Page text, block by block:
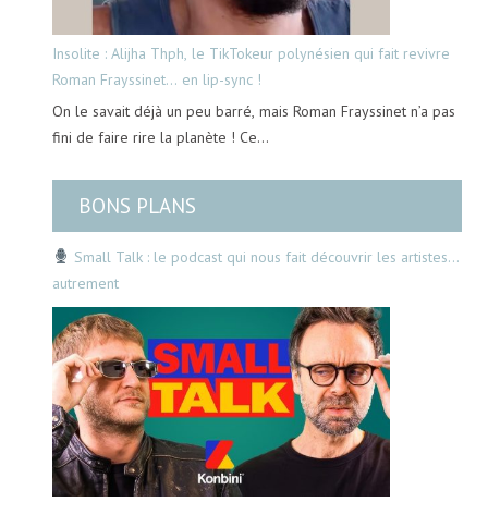
Insolite : Alijha Thph, le TikTokeur polynésien qui fait revivre
Roman Frayssinet… en lip-sync !
On le savait déjà un peu barré, mais Roman Frayssinet n’a pas
fini de faire rire la planète ! Ce…
BONS PLANS
Small Talk : le podcast qui nous fait découvrir les artistes…
autrement